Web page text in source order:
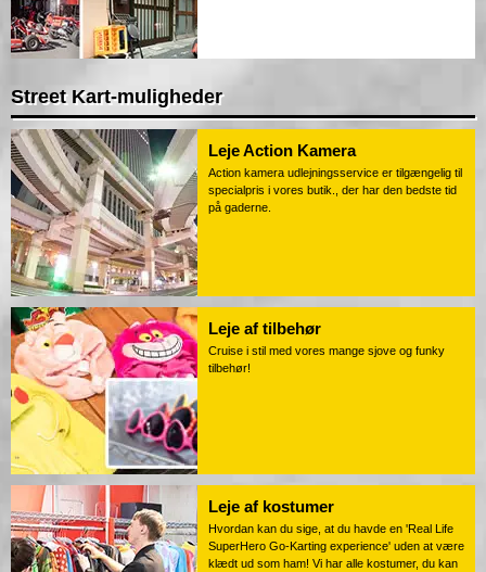
Street Kart-muligheder
Leje Action Kamera
Action kamera udlejningsservice er tilgængelig til
specialpris i vores butik., der har den bedste tid
på gaderne.
Leje af tilbehør
Cruise i stil med vores mange sjove og funky
tilbehør!
Leje af kostumer
Hvordan kan du sige, at du havde en 'Real Life
SuperHero Go-Karting experience' uden at være
klædt ud som ham! Vi har alle kostumer, du kan